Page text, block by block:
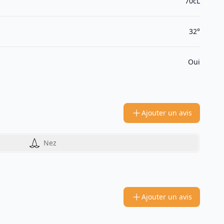
32°
Oui
Ajouter un avis
Nez
Ajouter un avis